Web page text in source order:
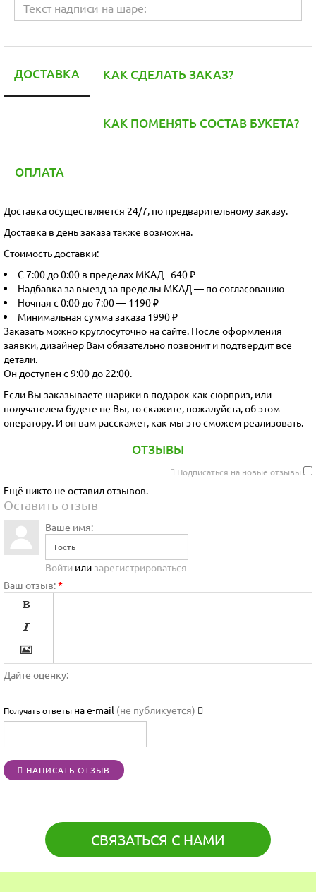
ДОСТАВКА КАК СДЕЛАТЬ ЗАКАЗ?
КАК ПОМЕНЯТЬ СОСТАВ БУКЕТА?
ОПЛАТА
Доставка осуществляется 24/7, по предварительному заказу.
Доставка в день заказа также возможна.
Стоимость доставки:
С 7:00 до 0:00 в пределах МКАД - 640 ₽
Надбавка за выезд за пределы МКАД — по согласованию
Ночная с 0:00 до 7:00 — 1190 ₽
Минимальная сумма заказа 1990 ₽
Заказать можно круглосуточно на сайте. После оформления
заявки, дизайнер Вам обязательно позвонит и подтвердит все
детали.
Он доступен с 9:00 до 22:00.
Если Вы заказываете шарики в подарок как сюрприз, или
получателем будете не Вы, то скажите, пожалуйста, об этом
оператору. И он вам расскажет, как мы это сможем реализовать.
ОТЗЫВЫ
Подписаться на новые отзывы
Ещё никто не оставил отзывов.
Оставить отзыв
Ваше имя:
Войти или зарегистрироваться
Ваш отзыв:*







Дайте оценку:
Получать ответы на e-mail (не публикуется)
НАПИСАТЬ ОТЗЫВ
СВЯЗАТЬСЯ С НАМИ